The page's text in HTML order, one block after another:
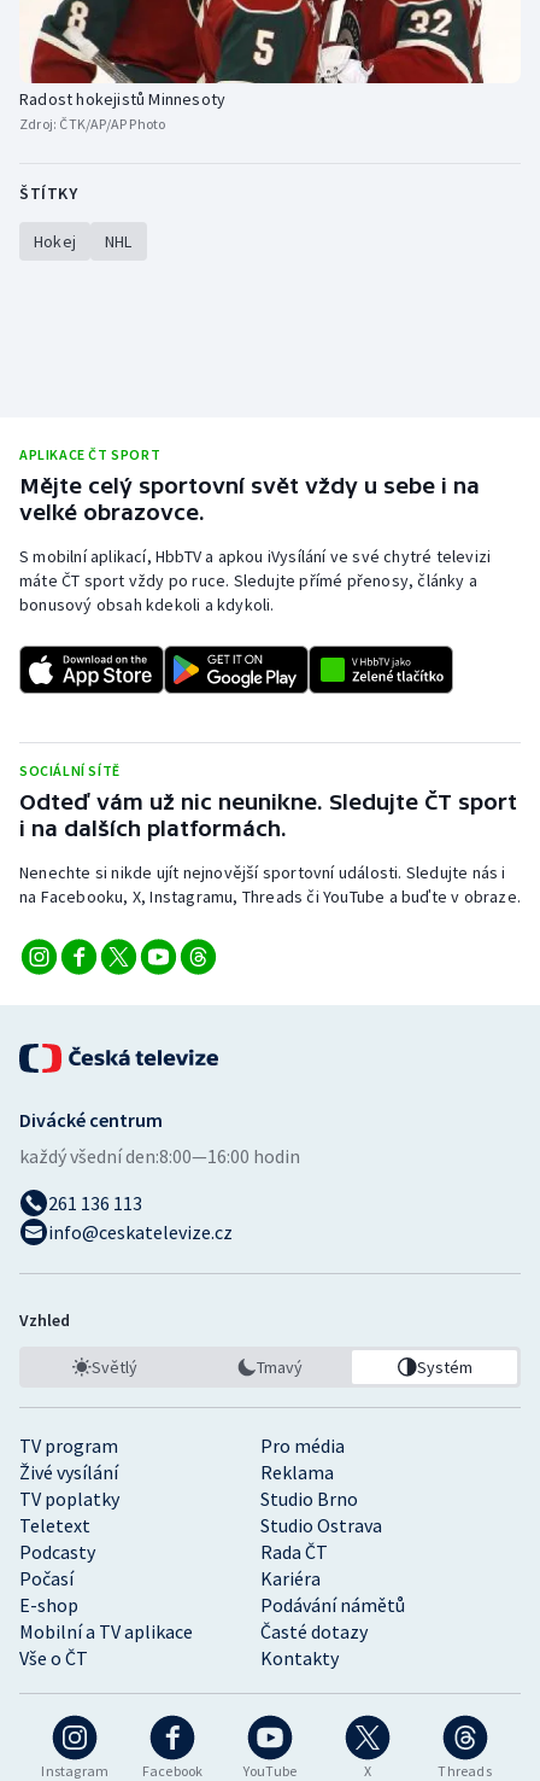
Radost hokejistů Minnesoty
Zdroj: ČTK/AP/AP Photo
ŠTÍTKY
Hokej NHL
APLIKACE ČT SPORT
Mějte celý sportovní svět vždy u sebe i na
velké obrazovce.
S mobilní aplikací, HbbTV a apkou iVysílání ve své chytré televizi
máte ČT sport vždy po ruce. Sledujte přímé přenosy, články a
bonusový obsah kdekoli a kdykoli.
SOCIÁLNÍ SÍTĚ
Odteď vám už nic neunikne. Sledujte ČT sport
i na dalších platformách.
Nenechte si nikde ujít nejnovější sportovní události. Sledujte nás i
na Facebooku, X, Instagramu, Threads či YouTube a buďte v obraze.
Instagram Facebook YouTube X Threads
TV program
Pro média
Živé vysílání
Reklama
TV poplatky
Studio Brno
Teletext
Studio Ostrava
Podcasty
Rada ČT
Počasí
Kariéra
E-shop
Podávání námětů
Mobilní a TV aplikace
Časté dotazy
Vše o ČT
Kontakty
Divácké centrum
každý všední den:8:00—16:00 hodin
261 136 113
info@ceskatelevize.cz
Vzhled
Světlý Tmavý Systém